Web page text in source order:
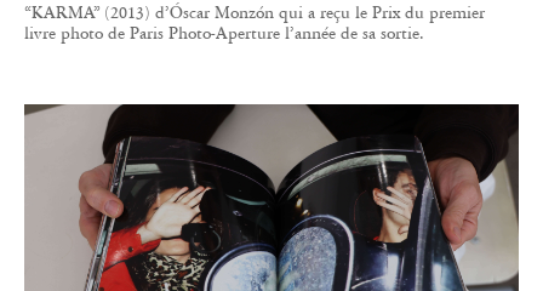
“KARMA” (2013) d’Óscar Monzón qui a reçu le Prix du premier
livre photo de Paris Photo-Aperture l’année de sa sortie.